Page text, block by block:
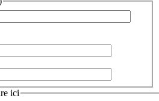
ici